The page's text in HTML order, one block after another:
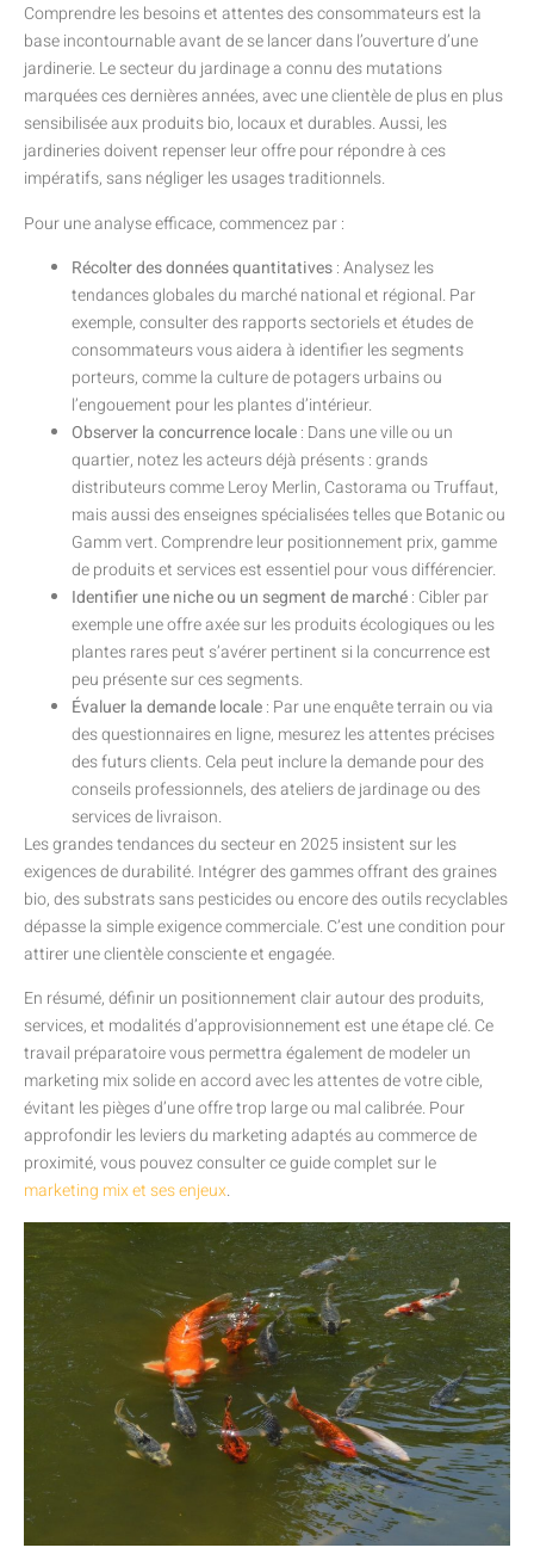
Comprendre les besoins et attentes des consommateurs est la
base incontournable avant de se lancer dans l’ouverture d’une
jardinerie. Le secteur du jardinage a connu des mutations
marquées ces dernières années, avec une clientèle de plus en plus
sensibilisée aux produits bio, locaux et durables. Aussi, les
jardineries doivent repenser leur offre pour répondre à ces
impératifs, sans négliger les usages traditionnels.
Pour une analyse efficace, commencez par :
Récolter des données quantitatives: Analysez les
tendances globales du marché national et régional. Par
exemple, consulter des rapports sectoriels et études de
consommateurs vous aidera à identifier les segments
porteurs, comme la culture de potagers urbains ou
l’engouement pour les plantes d’intérieur.
Observer la concurrence locale: Dans une ville ou un
quartier, notez les acteurs déjà présents : grands
distributeurs comme Leroy Merlin, Castorama ou Truffaut,
mais aussi des enseignes spécialisées telles que Botanic ou
Gamm vert. Comprendre leur positionnement prix, gamme
de produits et services est essentiel pour vous différencier.
Identifier une niche ou un segment de marché: Cibler par
exemple une offre axée sur les produits écologiques ou les
plantes rares peut s’avérer pertinent si la concurrence est
peu présente sur ces segments.
Évaluer la demande locale: Par une enquête terrain ou via
des questionnaires en ligne, mesurez les attentes précises
des futurs clients. Cela peut inclure la demande pour des
conseils professionnels, des ateliers de jardinage ou des
services de livraison.
Les grandes tendances du secteur en 2025 insistent sur les
exigences de durabilité. Intégrer des gammes offrant des graines
bio, des substrats sans pesticides ou encore des outils recyclables
dépasse la simple exigence commerciale. C’est une condition pour
attirer une clientèle consciente et engagée.
En résumé, définir un positionnement clair autour des produits,
services, et modalités d’approvisionnement est une étape clé. Ce
travail préparatoire vous permettra également de modeler un
marketing mix solide en accord avec les attentes de votre cible,
évitant les pièges d’une offre trop large ou mal calibrée. Pour
approfondir les leviers du marketing adaptés au commerce de
proximité, vous pouvez consulter ce guide complet sur le
marketing mix et ses enjeux.